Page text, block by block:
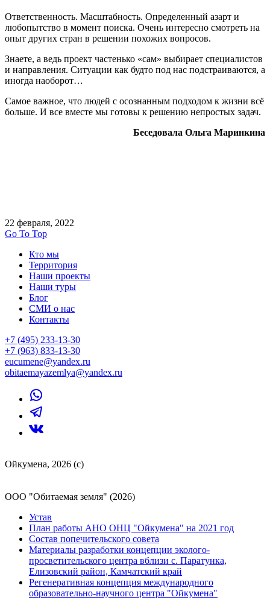
Ответственность. Масштабность. Определенный азарт и
любопытство в момент поиска. Очень интересно смотреть на
опыт других стран в решении похожих вопросов.
Знаете, а ведь проект частенько «сам» выбирает специалистов
и направления. Ситуации как будто под нас подстраиваются, а
иногда наоборот…
Самое важное, что людей с осознанным подходом к жизни всё
больше. И все вместе мы готовы к решению непростых задач.
Беседовала Ольга Маринкина
22 февраля, 2022
Go To Top
Кто мы
Территория
Наши проекты
Наши туры
Блог
СМИ о нас
Контакты
+7 (495) 233-13-30
+7 (963) 833-13-30
eucumene@yandex.ru
obitaemayazemlya@yandex.ru
Ойкумена, 2026 (с)
ООО "Обитаемая земля" (2026)
Устав
План работы АНО ОНЦ "Ойкумена" на 2021 год
Состав попечительского совета
Материалы разработки концепции эколого-
просветительского центра вблизи с. Паратунка,
Елизовский район, Камчатский край
Регенеративная концепция международного
образовательно-научного центра "Ойкумена"